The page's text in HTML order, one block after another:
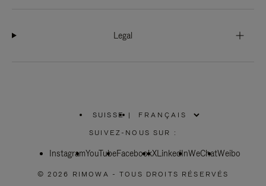
Legal
SUISSE
SÉLECTIONNEZ
VOTRE
|
SUIVEZ-NOUS SUR :
InstagramYouTubeFacebookXLinkedInWeChatWeibo
© 2026 RIMOWA - TOUS DROITS RÉSERVÉS